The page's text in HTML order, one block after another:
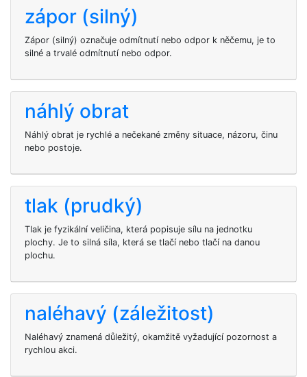
zápor (silný)
Zápor (silný) označuje odmítnutí nebo odpor k něčemu, je to
silné a trvalé odmítnutí nebo odpor.
náhlý obrat
Náhlý obrat je rychlé a nečekané změny situace, názoru, činu
nebo postoje.
tlak (prudký)
Tlak je fyzikální veličina, která popisuje sílu na jednotku
plochy. Je to silná síla, která se tlačí nebo tlačí na danou
plochu.
naléhavý (záležitost)
Naléhavý znamená důležitý, okamžitě vyžadující pozornost a
rychlou akci.